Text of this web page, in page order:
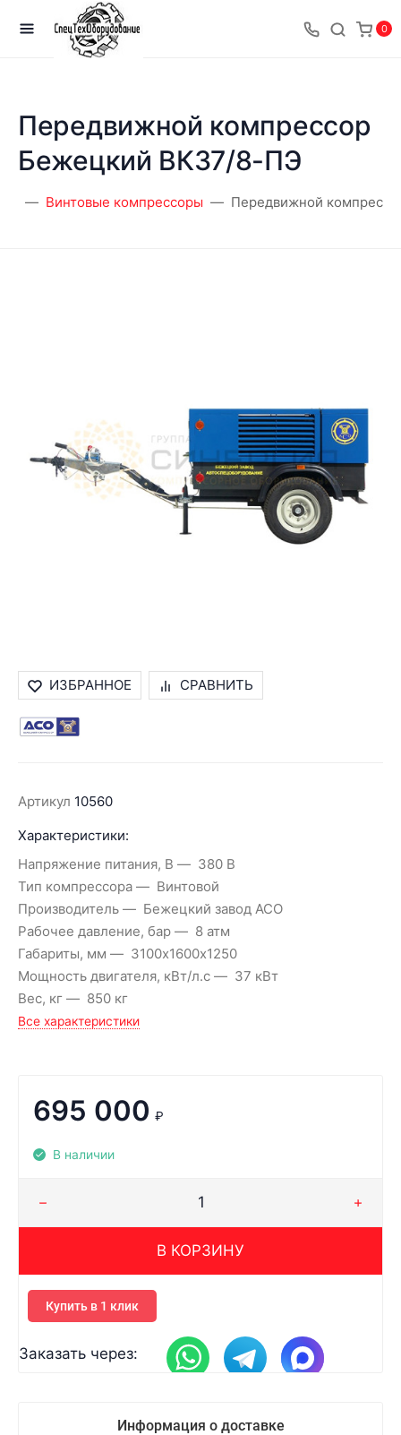
0
Передвижной компрессор
Бежецкий ВК37/8-ПЭ
Винтовые компрессоры Передвижной
ИЗБРАННОЕ СРАВНИТЬ
Артикул 10560
Характеристики:
Напряжение питания, В
380 В
Тип компрессора
Винтовой
Производитель
Бежецкий завод АСО
Рабочее давление, бар
8 атм
Габариты, мм
3100х1600х1250
Мощность двигателя, кВт/л.с
37 кВт
Вес, кг
850 кг
Все характеристики
695 000 ₽
В наличии
В КОРЗИНУ
Купить в 1 клик
Заказать через:
Информация о доставке